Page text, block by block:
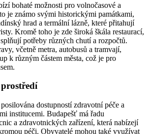
bohaté možnosti pro volnočasové a
je známo svými historickými památkami,
hrad a termální lázně, které přitahují
Kromě toho je zde široká škála restaurací,
potřeby různých chutí a rozpočtů.
včetně metra, autobusů a tramvají,
k různým částem města, což je pro
dostupností zdravotní péče a
institucemi. Budapešť má řadu
a zdravotnických zařízení, která nabízejí
péči. Obyvatelé mohou také využívat